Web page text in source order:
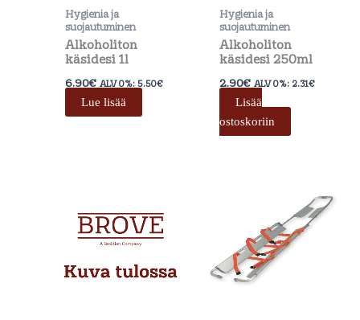
Hygienia ja
suojautuminen
Alkoholiton
käsidesi 1l
6.90€ ALV 0%:5.50€
Lue lisää
Hygienia ja
suojautuminen
Alkoholiton
käsidesi 250ml
2.90€ ALV 0%: 2.31€
Lisää
ostoskoriin